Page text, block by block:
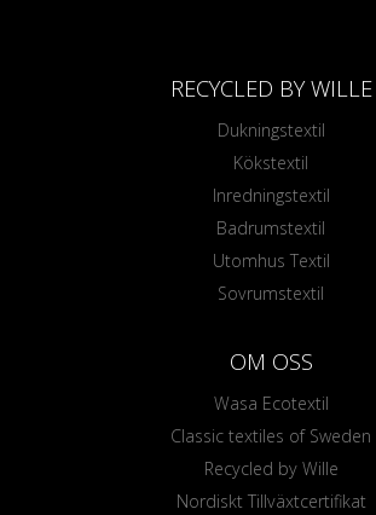
RECYCLED BY WILLE
Dukningstextil
Kökstextil
Inredningstextil
Badrumstextil
Utomhus Textil
Sovrumstextil
OM OSS
Wasa Ecotextil
Classic textiles of Sweden
Recycled by Wille
Nordiskt Tillväxtcertifikat